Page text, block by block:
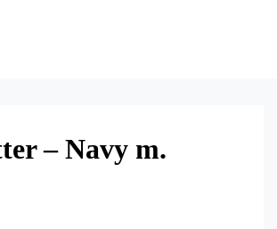
– Navy m.